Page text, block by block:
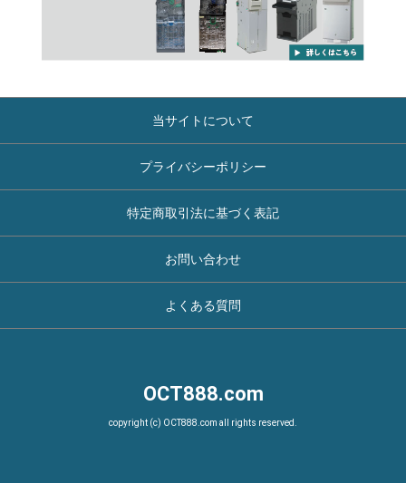
当サイトについて
プライバシーポリシー
特定商取引法に基づく表記
お問い合わせ
よくある質問
OCT888.com
copyright (c) OCT888.com all rights reserved.